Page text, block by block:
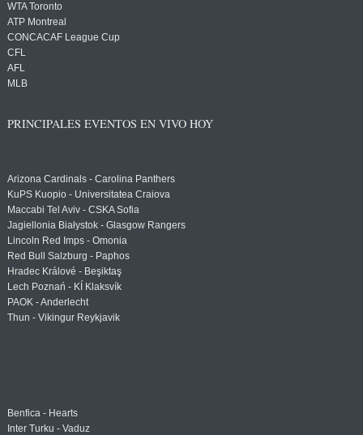
WTA Toronto
ATP Montreal
CONCACAF League Cup
CFL
AFL
MLB
PRINCIPALES EVENTOS EN VIVO HOY
Arizona Cardinals - Carolina Panthers
KuPS Kuopio - Universitatea Craiova
Maccabi Tel Aviv - CSKA Sofia
Jagiellonia Białystok - Glasgow Rangers
Lincoln Red Imps - Omonia
Red Bull Salzburg - Paphos
Hradec Králové - Beşiktaş
Lech Poznań - KÍ Klaksvík
PAOK - Anderlecht
Thun - Vikingur Reykjavik
Benfica - Hearts
Inter Turku - Vaduz